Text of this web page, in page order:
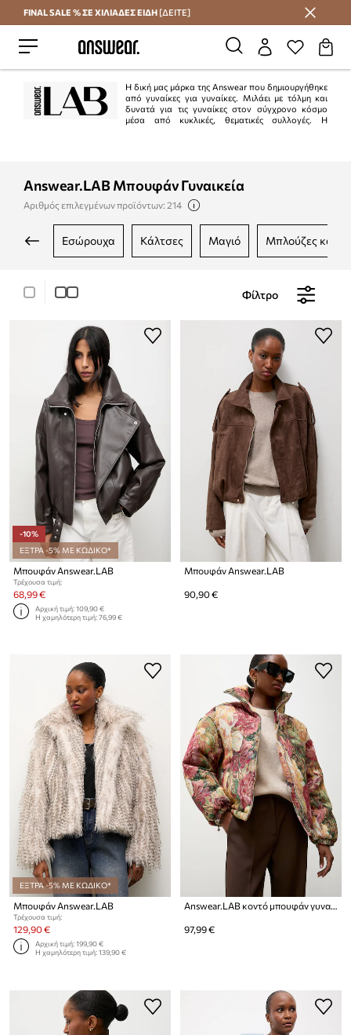
Εξοικονομήστε με το Answear Club
FINAL SALE % ΣΕ ΧΙΛΙΑΔΕΣ ΕΙΔΗ [ΔΕΙΤΕ]
Η δική μας μάρκα της Answear που δημιουργήθηκε
από γυναίκες για γυναίκες. Μιλάει με τόλμη και
δυνατά για τις γυναίκες στον σύγχρονο κόσμο
μέσα από κυκλικές, θεματικές συλλογές. Η
Answear.LAB Μπουφάν Γυναικεία
Αριθμός επιλεγμένων προϊόντων: 214
εσώρουχα κάλτσες μαγιό μπλούζες και
Φίλτρο
-10%
ΕΞΤΡΑ -5% ΜΕ ΚΩΔΙΚΟ*
Μπουφάν Answear.LAB
Τρέχουσα τιμή:
68,99 €
Αρχική τιμή:109,90 €
Η χαμηλότερη τιμή:76,99 €
Μπουφάν Answear.LAB
90,90 €
ΕΞΤΡΑ -5% ΜΕ ΚΩΔΙΚΟ*
Μπουφάν Answear.LAB
Τρέχουσα τιμή:
129,90 €
Αρχική τιμή:199,90 €
Η χαμηλότερη τιμή:139,90 €
Answear.LAB κοντό μπουφάν γυναικείο
97,99 €